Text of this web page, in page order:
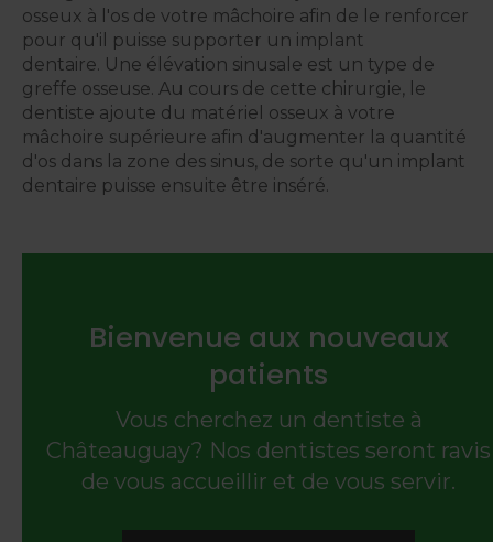
osseux à l'os de votre mâchoire afin de le renforcer
pour qu'il puisse supporter un implant
dentaire. Une élévation sinusale est un type de
greffe osseuse. Au cours de cette chirurgie, le
dentiste ajoute du matériel osseux à votre
mâchoire supérieure afin d'augmenter la quantité
d'os dans la zone des sinus, de sorte qu'un implant
dentaire puisse ensuite être inséré.
Bienvenue aux nouveaux
patients
Vous cherchez un dentiste à
Châteauguay? Nos dentistes seront ravis
de vous accueillir et de vous servir.